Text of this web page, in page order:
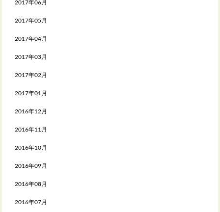
2017年06月
2017年05月
2017年04月
2017年03月
2017年02月
2017年01月
2016年12月
2016年11月
2016年10月
2016年09月
2016年08月
2016年07月